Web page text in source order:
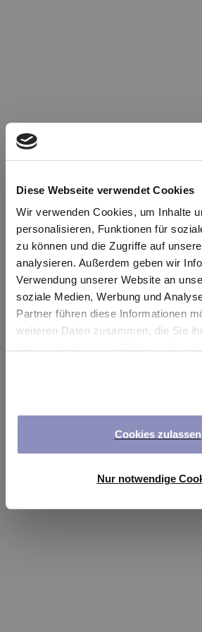
Diese Webseite verwendet Cookies
Wir verwenden Cookies, um Inhalte
personalisieren, Funktionen für
zu können und die Zugriffe auf
analysieren. Außerdem geben wir
Verwendung unserer Website an
soziale Medien, Werbung und
Partner führen diese Informationen
weiteren Daten zusammen, die Sie
anpassen oder widerrufen. Weitere
Cookies zulassen
Nur notwendige
Oops!
Something went wrong. Please try
app
Refresh